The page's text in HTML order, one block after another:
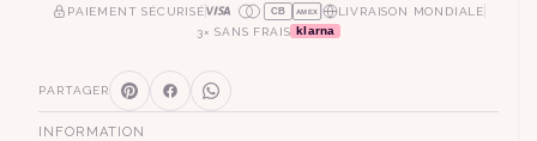
PAIEMENT SÉCURISÉ CB AMEX
LIVRAISON MONDIALE
3× SANS FRAIS klarna
PARTAGER
INFORMATION